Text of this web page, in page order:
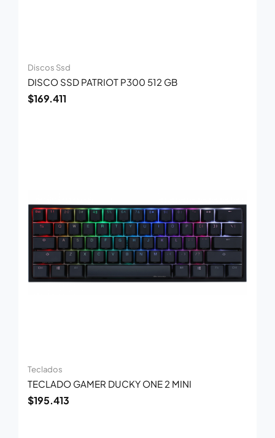
Discos Ssd
DISCO SSD PATRIOT P300 512 GB
$169.411
Teclados
TECLADO GAMER DUCKY ONE 2 MINI
$195.413